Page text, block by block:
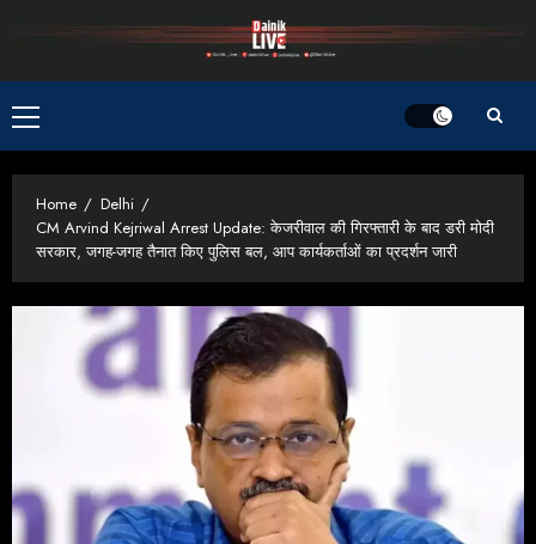
Primary
Menu
Home
Delhi
CM Arvind Kejriwal Arrest Update: केजरीवाल की गिरफ्तारी के बाद डरी मोदी
सरकार, जगह-जगह तैनात किए पुलिस बल, आप कार्यकर्ताओं का प्रदर्शन जारी